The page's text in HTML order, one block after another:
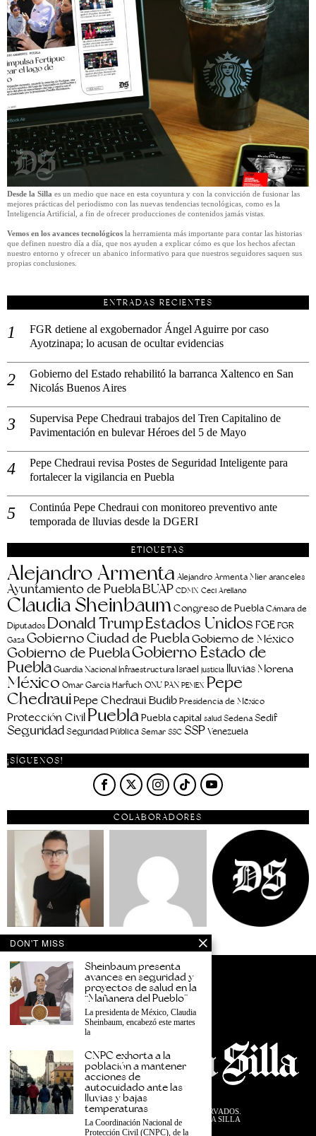
Desde la Silla es un medio que nace en esta coyuntura y con la convicción de fusionar las
mejores prácticas del periodismo con las nuevas tendencias tecnológicas, como es la
Inteligencia Artificial, a fin de ofrecer producciones de contenidos jamás vistas.
Vemos en los avances tecnológicos la herramienta más importante para contar las historias
que definen nuestro día a día, que nos ayuden a explicar cómo es que los hechos afectan
nuestro entorno y ofrecer un abanico informativo para que nuestros seguidores saquen sus
propias conclusiones.
ENTRADAS RECIENTES
FGR detiene al exgobernador Ángel Aguirre por caso
Ayotzinapa; lo acusan de ocultar evidencias
Gobierno del Estado rehabilitó la barranca Xaltenco en San
Nicolás Buenos Aires
Supervisa Pepe Chedraui trabajos del Tren Capitalino de
Pavimentación en bulevar Héroes del 5 de Mayo
Pepe Chedraui revisa Postes de Seguridad Inteligente para
fortalecer la vigilancia en Puebla
Continúa Pepe Chedraui con monitoreo preventivo ante
temporada de lluvias desde la DGERI
ETIQUETAS
Alejandro Armenta Alejandro Armenta Mier aranceles
Ayuntamiento de PueblaBUAP CDMX Ceci Arellano
Claudia SheinbaumCongreso de Puebla Cámara de
Diputados Donald TrumpEstados Unidos FGEFGR
Gaza Gobierno Ciudad de PueblaGobierno de México
Gobierno de PueblaGobierno Estado de
PueblaGuardia Nacional Infraestructura Israel justicia lluviasMorena
México Omar García Harfuch ONU PAN PEMEX Pepe
ChedrauiPepe Chedraui BudibPresidencia de México
Protección Civil PueblaPuebla capital salud Sedena Sedif
SeguridadSeguridad Pública Semar SSC SSPVenezuela
¡SÍGUENOS!
COLABORADORES
2026TODOS LOS DERECHOS RESERVADOS.
DISEÑADO POR EL EQUIPO DESDE LA SILLA
DON'T MISS
Sheinbaum presenta
avances en seguridad y
proyectos de salud en la
“Mañanera del Pueblo”
La presidenta de México, Claudia
Sheinbaum, encabezó este martes
la
CNPC exhorta a la
población a mantener
acciones de
autocuidado ante las
lluvias y bajas
temperaturas
La Coordinación Nacional de
Protección Civil (CNPC), de la